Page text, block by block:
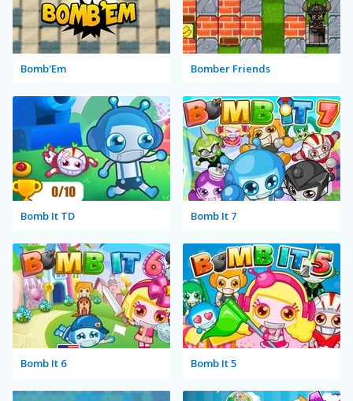
Bomb'Em Bomber Friends
Bomb It TD Bomb It 7
Bomb It 6 Bomb It 5